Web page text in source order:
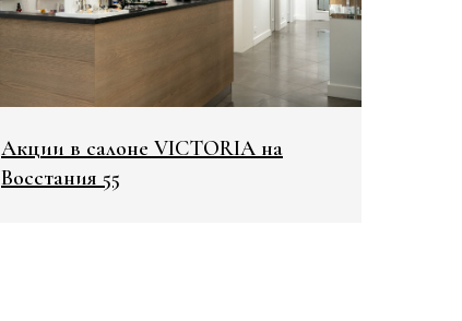
Акции в салоне VICTORIA на
Восстания 55